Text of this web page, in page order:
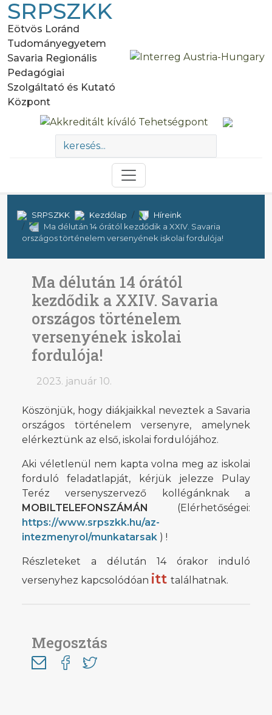
SRPSZKK
Eötvös Loránd
Tudományegyetem
Savaria Regionális
Pedagógiai
Szolgáltató és Kutató
Központ
SRPSZKK Kezdőlap
Híreink
Ma délután 14 órától kezdődik a XXIV. Savaria
országos történelem versenyének iskolai fordulója!
Ma délután 14 órától
kezdődik a XXIV. Savaria
országos történelem
versenyének iskolai
fordulója!
2023. január 10.
Köszönjük, hogy diákjaikkal neveztek a Savaria
országos történelem versenyre, amelynek
elérkeztünk az első, iskolai fordulójához.
Aki véletlenül nem kapta volna meg az iskolai
forduló feladatlapját, kérjük jelezze Pulay
Teréz versenyszervező kollégánknak a
MOBILTELEFONSZÁMÁN (Elérhetőségei:
https://www.srpszkk.hu/az-
intezmenyrol/munkatarsak ) !
Részleteket a délután 14 órakor induló
versenyhez kapcsolódóan itt találhatnak.
Megosztás